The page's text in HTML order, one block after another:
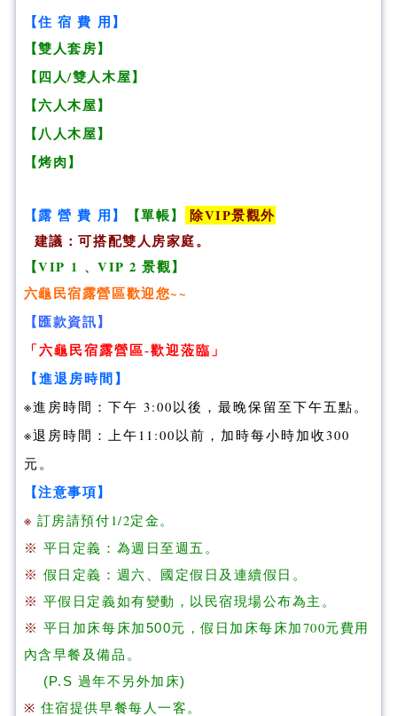
【住 宿 費 用】
【雙人套房】
【四人/雙人木屋】
【六人木屋】
【八人木屋】
【烤肉】
【露 營 費 用】 【單帳】
除VIP景觀外
建議：可搭配雙人房家庭。
【VIP 1 、VIP 2 景觀】
六龜民宿露營區歡迎您~~
【匯款資訊】
「六龜 民宿露營區-歡迎蒞臨 」
【進退房時間】
※進房時間：下午 3:00以後，最晚保留至下午五點。
※退房時間：上午11:00以前，加時每小時加收300
元。
【注意事項】
※ 訂房請預付1/2定金。
※ 平日定義：為週日至週五。
※ 假日定義：週六、國定假日及連續假日。
※ 平假日定義如有變動，以民宿現場公布為主。
※ 平日加床每床加500元，假日 加床每床加700元費用
內含早餐及備品。
(P.S 過年不另外加床)
※ 住宿提供早餐每人一客。